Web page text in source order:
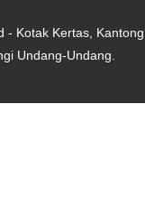
- Kotak Kertas, Kantong
Undang-Undang.